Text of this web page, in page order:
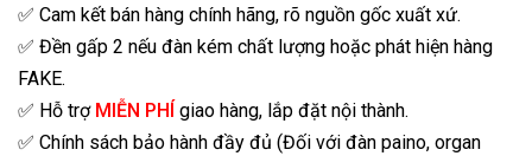
✅ Cam kết bán hàng chính hãng, rõ nguồn gốc xuất xứ.
✅ Đền gấp 2 nếu đàn kém chất lượng hoặc phát hiện hàng
FAKE.
✅ Hỗ trợ MIỄN PHÍ giao hàng, lắp đặt nội thành.
✅ Chính sách bảo hành đầy đủ (Đối với đàn paino, organ